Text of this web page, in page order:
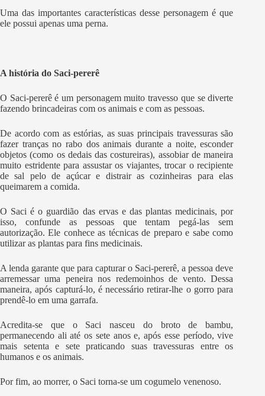
Uma das importantes características desse personagem é que
ele possui apenas uma perna.
A história do Saci-pererê
O Saci-pererê é um personagem muito travesso que se diverte
fazendo brincadeiras com os animais e com as pessoas.
De acordo com as estórias, as suas principais travessuras são
fazer tranças no rabo dos animais durante a noite, esconder
objetos (como os dedais das costureiras), assobiar de maneira
muito estridente para assustar os viajantes, trocar o recipiente
de sal pelo de açúcar e distrair as cozinheiras para elas
queimarem a comida.
O Saci é o guardião das ervas e das plantas medicinais, por
isso, confunde as pessoas que tentam pegá-las sem
autorização. Ele conhece as técnicas de preparo e sabe como
utilizar as plantas para fins medicinais.
A lenda garante que para capturar o Saci-pererê, a pessoa deve
arremessar uma peneira nos redemoinhos de vento. Dessa
maneira, após capturá-lo, é necessário retirar-lhe o gorro para
prendê-lo em uma garrafa.
Acredita-se que o Saci nasceu do broto de bambu,
permanecendo ali até os sete anos e, após esse período, vive
mais setenta e sete praticando suas travessuras entre os
humanos e os animais.
Por fim, ao morrer, o Saci torna-se um cogumelo venenoso.